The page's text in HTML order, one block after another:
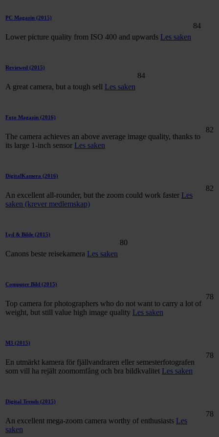
PC Magazin (2015)
Lower picture quality from ISO 400 and upwards Les saken
84
Reviewed (2015)
A great camera, but a tough sell Les saken
84
Foto Magazin (2016)
The camera achieves an above average image quality, thanks to
its large 1-inch sensor Les saken
82
DigitalKamera (2016)
An excellent all-rounder, but the zoom could work faster Les
saken (krever medlemskap)
82
Lyd & Bilde (2015)
Canons beste reisekamera Les saken
80
Computer Bild (2015)
Top camera for photographers who do not want to carry a lot of
weight, but still value high image quality Les saken
78
M3 (2015)
En utmärkt kamera för fjällvandraren eller semesterfotografen
som vill ha rejält zoomomfång och bra bildkvalitet Les saken
78
Digital Trends (2015)
An excellent mega-zoom camera worthy of enthusiasts Les
saken
78